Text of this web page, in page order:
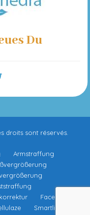
Du
droits sont réservés.
Armstraffung
Facelifting
Smartlipo